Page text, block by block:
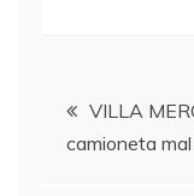
b
o
de
VILLA
camioneta